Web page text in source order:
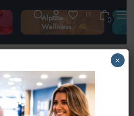
0
Alpine
Wellness
×